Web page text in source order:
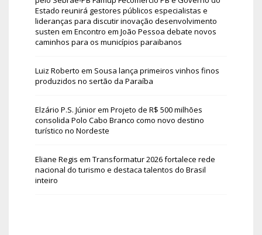
Estado reunirá gestores públicos especialistas e
lideranças para discutir inovação desenvolvimento
susten em Encontro em João Pessoa debate novos
caminhos para os municípios paraibanos
Luiz Roberto em Sousa lança primeiros vinhos finos
produzidos no sertão da Paraíba
Elzário P.S. Júniorem Projeto de R$ 500 milhões
consolida Polo Cabo Branco como novo destino
turístico no Nordeste
Eliane Regis em Transformatur 2026 fortalece rede
nacional do turismo e destaca talentos do Brasil
inteiro